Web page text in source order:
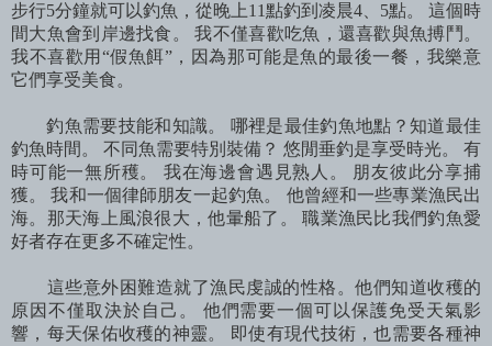
步行5分鐘就可以釣魚，從晚上11點釣到凌晨4、5點。 這個時
間大魚會到岸邊找食。 我不僅喜歡吃魚，還喜歡與魚搏鬥。
我不喜歡用“假魚餌”，因為那可能是魚的最後一餐，我樂意
它們享受美食。
釣魚需要技能和知識。 哪裡是最佳釣魚地點？知道最佳
釣魚時間。 不同魚需要特別裝備？ 悠閒垂釣是享受時光。 有
時可能一無所穫。 我在海邊會遇見熟人。 朋友彼此分享捕
獲。 我和一個律師朋友一起釣魚。 他曾經和一些專業漁民出
海。那天海上風浪很大，他暈船了。 職業漁民比我們釣魚愛
好者存在更多不確定性。
這些意外困難造就了漁民虔誠的性格。他們知道收穫的
原因不僅取決於自己。 他們需要一個可以保護免受天氣影
響，每天保佑收穫的神靈。 即使有現代技術，也需要各種神